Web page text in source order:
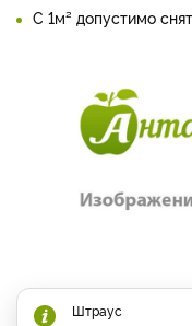
С 1м² допустимо
Штраус